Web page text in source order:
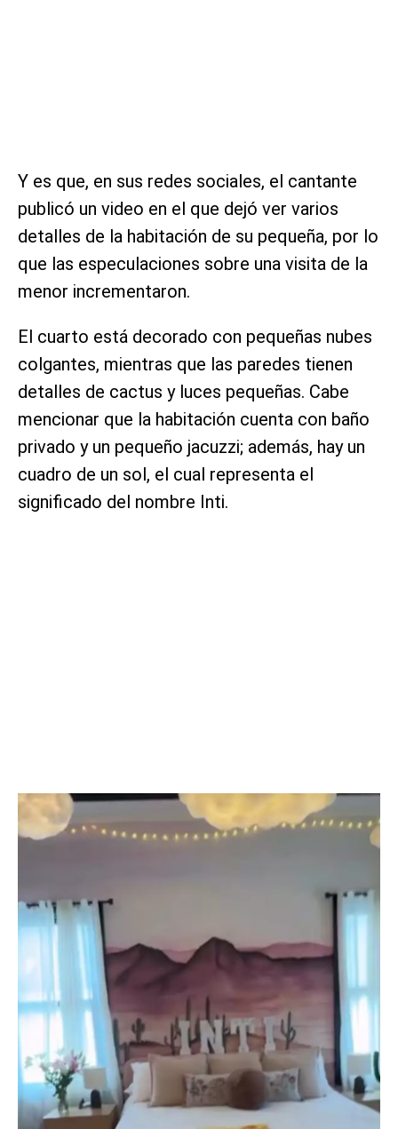
Y es que, en sus redes sociales, el cantante
publicó un video en el que dejó ver varios
detalles de la habitación de su pequeña, por lo
que las especulaciones sobre una visita de la
menor incrementaron.
El cuarto está decorado con pequeñas nubes
colgantes, mientras que las paredes tienen
detalles de cactus y luces pequeñas. Cabe
mencionar que la habitación cuenta con baño
privado y un pequeño jacuzzi; además, hay un
cuadro de un sol, el cual representa el
significado del nombre Inti.